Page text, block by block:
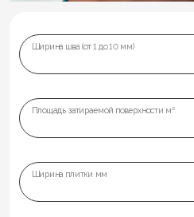
Ширина шва (от 1 до 10 мм)
Площадь затираемой поверхности м²
Ширина плитки мм